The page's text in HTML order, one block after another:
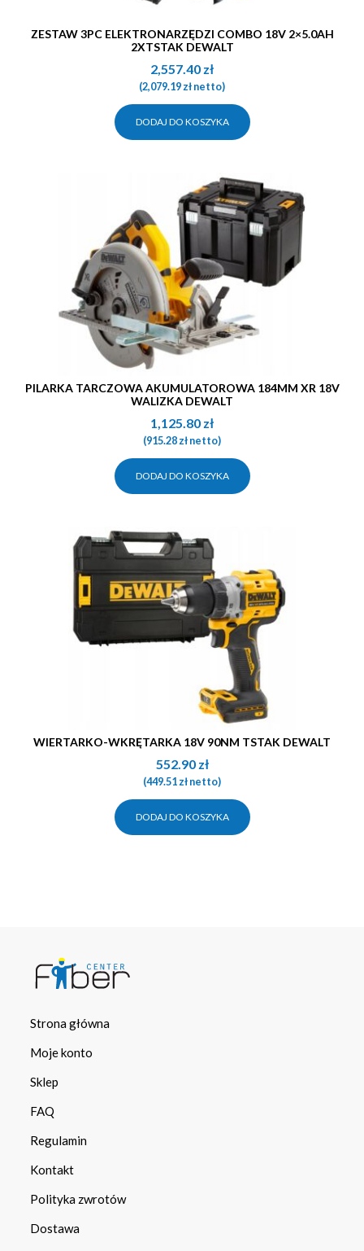
ZESTAW 3PC ELEKTRONARZĘDZI COMBO 18V 2×5.0AH
2XTSTAK DEWALT
2,557.40 zł
(2,079.19złnetto)
DODAJ DO KOSZYKA
PILARKA TARCZOWA AKUMULATOROWA 184MM XR 18V
WALIZKA DEWALT
1,125.80 zł
(915.28złnetto)
DODAJ DO KOSZYKA
WIERTARKO-WKRĘTARKA 18V 90NM TSTAK DEWALT
552.90 zł
(449.51złnetto)
DODAJ DO KOSZYKA
Strona główna
Moje konto
Sklep
FAQ
Regulamin
Kontakt
Polityka zwrotów
Dostawa